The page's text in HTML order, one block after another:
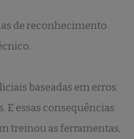
de reconhecimento
baseadas em erros.
E essas consequências
treinou as ferramentas,